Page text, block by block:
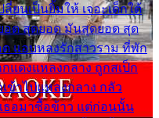
ยนเป็นยิ้มให้ เจอะเด็กใต้
อด สุดยอด มันสุดยอด สุด
แอบหลงรักสาวราม ที่พัก
แดงแหลงกลาง ถูกสเป็ก
ข้าไปแหลงกลาง กลัว
ธอมาซื้อข้าว แต่ก่อนนั้น